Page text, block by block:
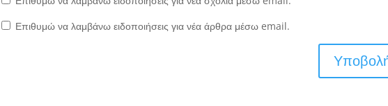
Επιθυμώ να λαμβάνω ειδοποιήσεις για νέα άρθρα μέσω email.